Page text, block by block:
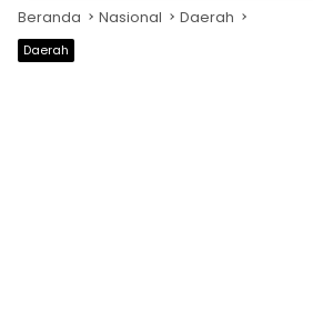
Beranda Nasional Daerah
Daerah